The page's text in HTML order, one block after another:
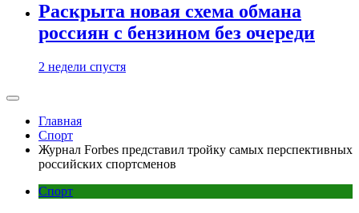
Раскрыта новая схема обмана
россиян с бензином без очереди
2 недели спустя
Главная
Спорт
Журнал Forbes представил тройку самых перспективных
российских спортсменов
Спорт